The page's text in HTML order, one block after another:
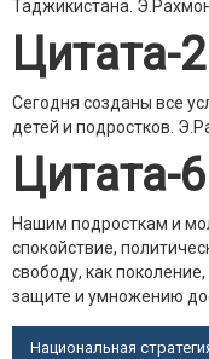
Таджикистана.
Цитата-2
Сегодня созданы все
детей и подростков.
Цитата-6
Нашим подросткам и
спокойствие,
свободу, как
защите и умножению
Национальная